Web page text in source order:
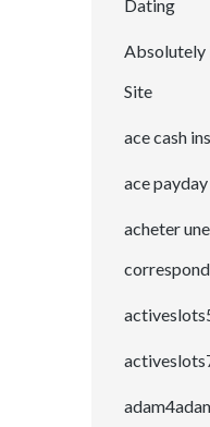
Dating
Absolutely
Site
ace cash
ace
acheter